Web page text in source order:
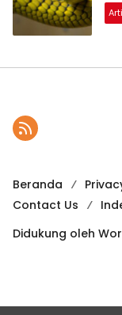
Beranda
Contact Us
Didukung oleh